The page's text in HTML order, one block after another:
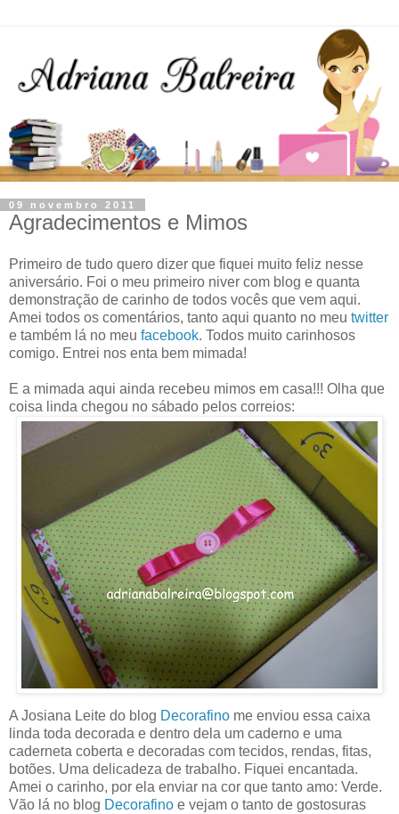
09 novembro 2011
Agradecimentos e Mimos
Primeiro de tudo quero dizer que fiquei muito feliz nesse
aniversário. Foi o meu primeiro niver com blog e quanta
demonstração de carinho de todos vocês que vem aqui.
Amei todos os comentários, tanto aqui quanto no meu twitter
e também lá no meu facebook. Todos muito carinhosos
comigo. Entrei nos enta bem mimada!
E a mimada aqui ainda recebeu mimos em casa!!! Olha que
coisa linda chegou no sábado pelos correios:
A Josiana Leite do blog Decorafino me enviou essa caixa
linda toda decorada e dentro dela um caderno e uma
caderneta coberta e decoradas com tecidos, rendas, fitas,
botões. Uma delicadeza de trabalho. Fiquei encantada.
Amei o carinho, por ela enviar na cor que tanto amo: Verde.
Vão lá no blog Decorafino e vejam o tanto de gostosuras